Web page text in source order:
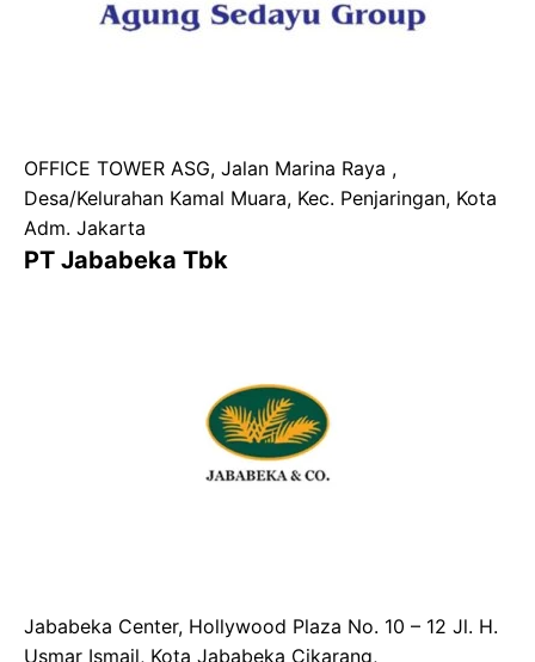
OFFICE TOWER ASG, Jalan Marina Raya ,
Desa/Kelurahan Kamal Muara, Kec. Penjaringan, Kota
Adm. Jakarta
PT Jababeka Tbk
Jababeka Center, Hollywood Plaza No. 10 – 12 Jl. H.
Usmar Ismail, Kota Jababeka Cikarang,